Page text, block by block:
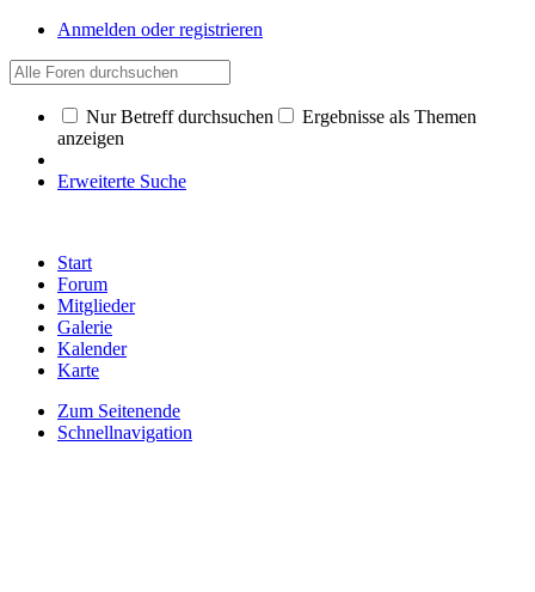
Anmelden oder registrieren
Nur Betreff durchsuchen
Ergebnisse als Themen
anzeigen
Erweiterte Suche
Start
Forum
Mitglieder
Galerie
Kalender
Karte
Zum Seitenende
Schnellnavigation